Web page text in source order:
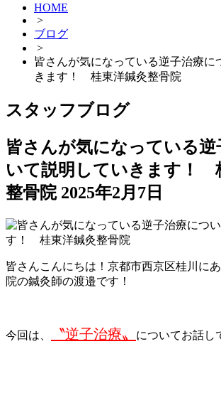
HOME
>
ブログ
>
皆さんが気になっている逆子治療に
きます！ 桂東洋鍼灸整骨院
スタッフブログ
皆さんが気になっている逆
いて説明していきます！
整骨院 2025年2月7日
皆さんこんにちは！京都市西京区桂川に
院の鍼灸師の渡邉です！
今回は、 〝逆子治療〟 についてお話し